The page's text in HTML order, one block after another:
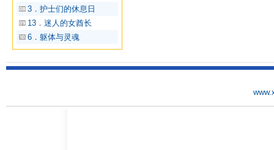
3．护士们的休息日
13．迷人的女酋长
6．躯体与灵魂